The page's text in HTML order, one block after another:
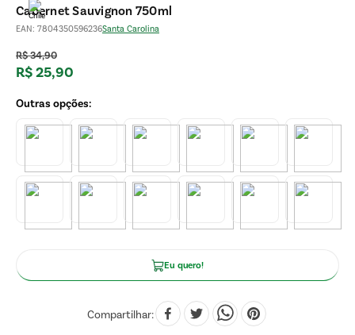
Cabernet Sauvignon 750ml
EAN: 7804350596236Santa Carolina
R$34,90
R$25,90
Eu quero!
Compartilhar